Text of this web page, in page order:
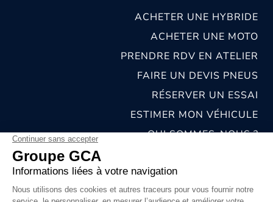
ACHETER UNE HYBRIDE
ACHETER UNE MOTO
PRENDRE RDV EN ATELIER
FAIRE UN DEVIS PNEUS
RÉSERVER UN ESSAI
ESTIMER MON VÉHICULE
QUI SOMMES-NOUS ?
NOS CONCESSIONS & CARROSSERIES
MENTIONS LÉGALES